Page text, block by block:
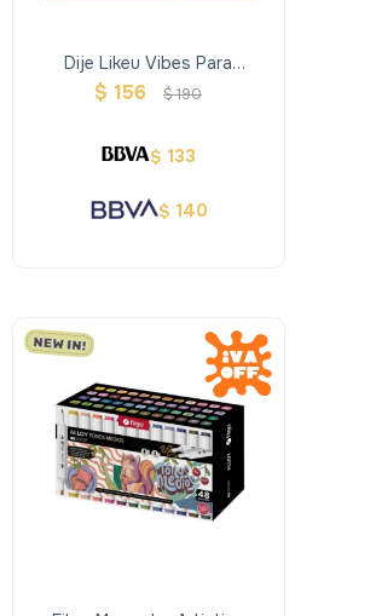
Dije Likeu Vibes Para
Cuaderno Inteligente
$ 156 $190
$ 133
$ 140